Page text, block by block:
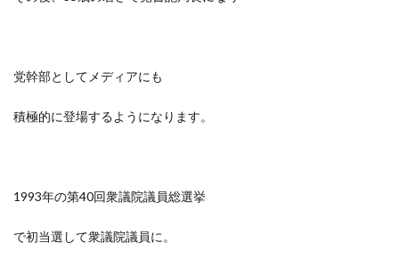
党幹部としてメディアにも
積極的に登場するようになります。
1993年の第40回衆議院議員総選挙
で初当選して衆議院議員に。